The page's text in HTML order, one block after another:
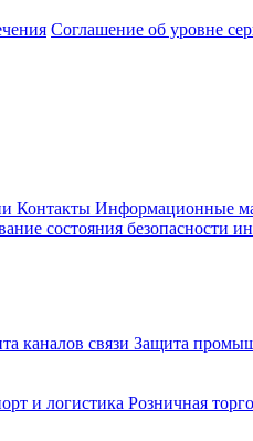
Соглашение об уровне
Контакты Информационные
состояния безопасности
каналов связи Защита
и логистика Розничная